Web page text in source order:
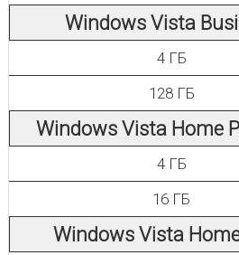
Windows Vista
4 ГБ
128 ГБ
Windows Vista Home
4 ГБ
16 ГБ
Windows Vista